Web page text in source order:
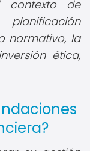
contexto de
normativo, la
ética,